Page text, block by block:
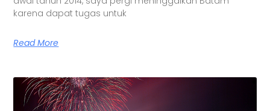
karena dapat tugas untuk
Read More